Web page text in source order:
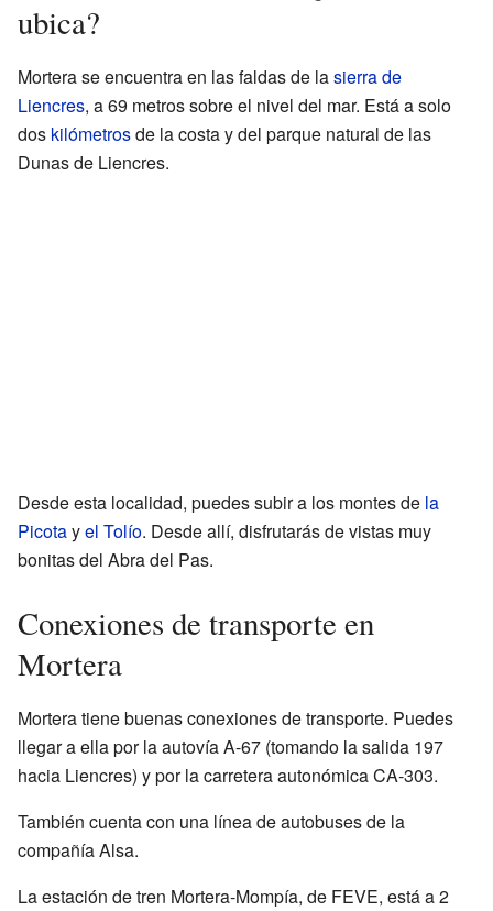
ubica?
Mortera se encuentra en las faldas de lasierra de
Liencres, a 69 metros sobre el nivel del mar. Está a solo
dos kilómetrosde la costa y del parque natural de las
Dunas de Liencres.
Desde esta localidad, puedes subir a los montes de la
Picotayel Tolío. Desde allí, disfrutarás de vistas muy
bonitas del Abra del Pas.
Conexiones de transporte en
Mortera
Mortera tiene buenas conexiones de transporte. Puedes
llegar a ella por la autovía A-67 (tomando la salida 197
hacia Liencres) y por la carretera autonómica CA-303.
También cuenta con una línea de autobuses de la
compañía Alsa.
La estación de tren Mortera-Mompía, de FEVE, está a 2